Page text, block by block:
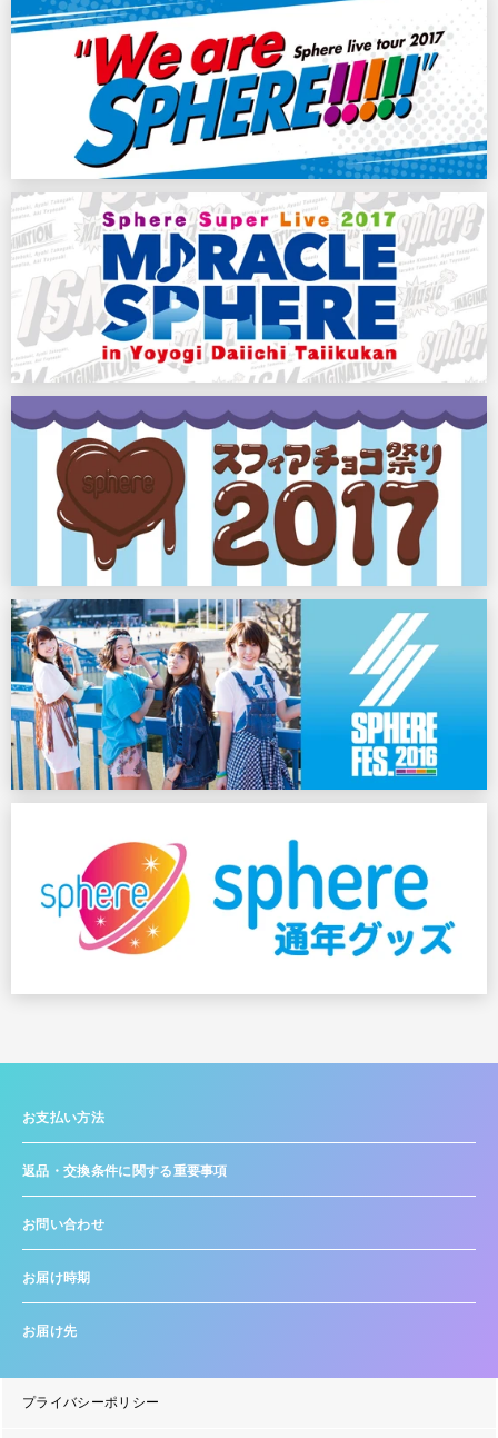
お支払い方法
返品・交換条件に関する重要事項
お問い合わせ
お届け時期
お届け先
プライバシーポリシー